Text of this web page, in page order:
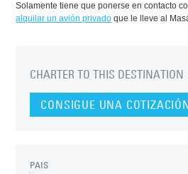
Solamente tiene que ponerse en contacto
alquilar un avión privado que le lleve al
CHARTER TO THIS DESTINATION
CONSIGUE UNA
PAIS